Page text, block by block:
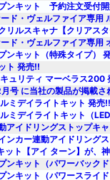
ンキット 予約注文受付
ド・ヴェルファイア専用
リルスキャナ【クリアス
ド・ヴェルファイア専用
ンキット（特殊タイプ）
ト 発売!!
ュリティ マーベラス200
号 に当社の製品が掲載さ
ミデイライトキット 発売!!
ミデイライトキット（
アイドリングストップキ
カー連動アイドリング
ト【アイ ターン】が、神
ンキット（パワーバック
ンキット（パワースライ